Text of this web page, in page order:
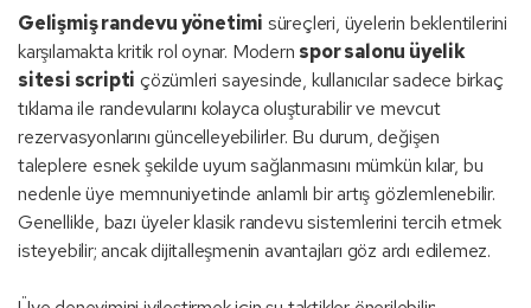
Gelişmiş randevu yönetimi süreçleri, üyelerin beklentilerini
karşılamakta kritik rol oynar. Modern spor salonu üyelik
sitesi scripti çözümleri sayesinde, kullanıcılar sadece birkaç
tıklama ile randevularını kolayca oluşturabilir ve mevcut
rezervasyonlarını güncelleyebilirler. Bu durum, değişen
taleplere esnek şekilde uyum sağlanmasını mümkün kılar, bu
nedenle üye memnuniyetinde anlamlı bir artış gözlemlenebilir.
Genellikle, bazı üyeler klasik randevu sistemlerini tercih etmek
isteyebilir; ancak dijitalleşmenin avantajları göz ardı edilemez.